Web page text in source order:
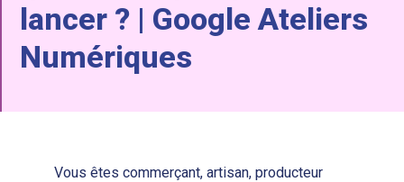
lancer ? | Google Ateliers
Numériques
Vous êtes commerçant, artisan, producteur